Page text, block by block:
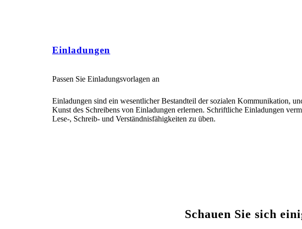
Einladungen
Passen Sie Einladungsvorlagen an
Einladungen sind ein wesentlicher Bestandteil der sozialen Kommunikation,
Kunst des Schreibens von Einladungen erlernen. Schriftliche Einladungen
Lese-, Schreib- und Verständnisfähigkeiten zu üben.
Schauen Sie sich